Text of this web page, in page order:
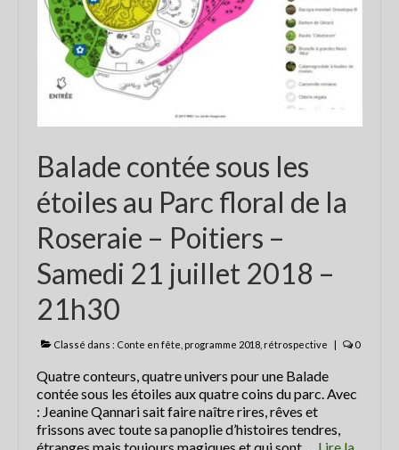
Les balades contées
contactez Abracadaconte
Conte en fête
Progamme
Programme du festival off 2021
La presse parle du Festival
Nouvelle République 8 juillet 2018
La Nouvelle République du 4 juillet
2018
CENTRE PRESSE 5 juillet 2018
Centre Presse du 5 juillet 2018
Balade contée sous les
étoiles au Parc floral de la
Roseraie – Poitiers –
Samedi 21 juillet 2018 –
21h30
Classé dans : Conte en fête programme 2018 rétrospective | 0
Quatre conteurs, quatre univers pour une Balade
contée sous les étoiles aux quatre coins du parc. Avec
: Jeanine Qannari sait faire naître rires, rêves et
frissons avec toute sa panoplie d’histoires tendres,